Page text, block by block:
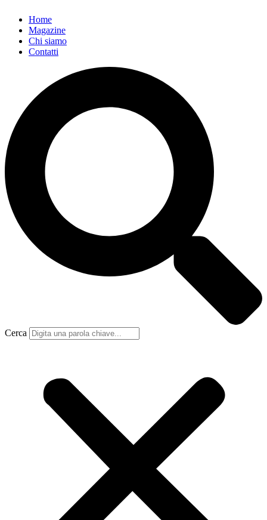
Home
Magazine
Chi siamo
Contatti
Cerca